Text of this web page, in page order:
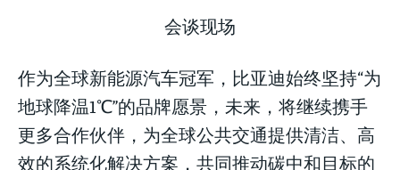
会谈现场
作为全球新能源汽车冠军，比亚迪始终坚持“为
地球降温1℃”的品牌愿景，未来，将继续携手
更多合作伙伴，为全球公共交通提供清洁、高
效的系统化解决方案，共同推动碳中和目标的